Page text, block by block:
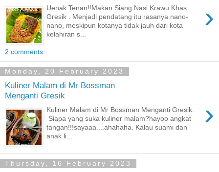
›
Uenak Tenan!!Makan Siang Nasi Krawu Khas
Gresik . Menjadi pendatang itu rasanya nano-
nano, meskipun kotanya tidak jauh dari kota
kelahiran s...
2 comments:
Monday, 20 February 2023
Kuliner Malam di Mr Bossman
Menganti Gresik
›
Kuliner Malam di Mr Bossman Menganti Gresik.
Siapa yang suka kuliner malam?hayoo angkat
tangan!!!sayaaa....ahahaha. Kalau suami dan
anak li...
Thursday, 16 February 2023